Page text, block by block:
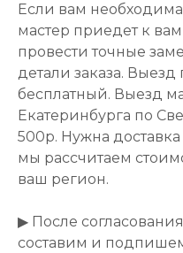
Если вам
мастер приедет к
провести точные
детали заказа. Выезд
бесплатный. Выезд
Екатеринбурга по
500р. Нужна
мы рассчитаем
ваш регион.
▶ После
составим и